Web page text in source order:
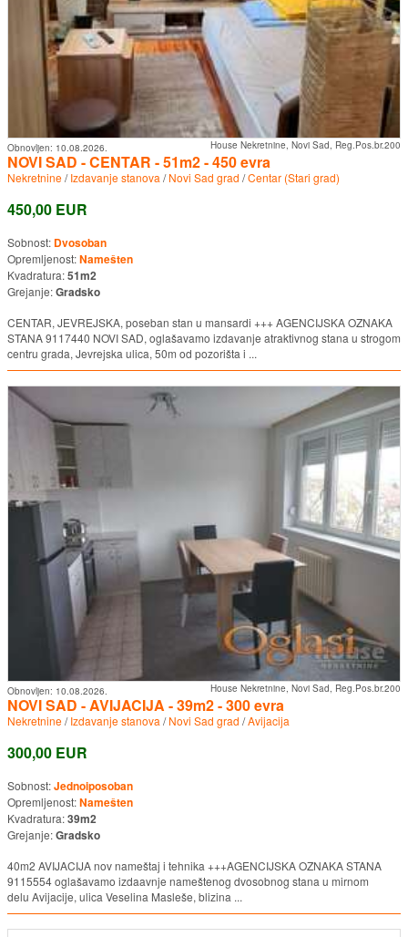
House Nekretnine, Novi Sad, Reg.Pos.br.200
Obnovljen: 10.08.2026.
NOVI SAD - CENTAR - 51m2 - 450 evra
Nekretnine/Izdavanje stanova /Novi Sad grad /Centar (Stari grad)
450,00 EUR
Sobnost: Dvosoban
Opremljenost:Namešten
Kvadratura:51m2
Grejanje:Gradsko
CENTAR, JEVREJSKA, poseban stan u mansardi +++ AGENCIJSKA OZNAKA
STANA 9117440 NOVI SAD, oglašavamo izdavanje atraktivnog stana u strogom
centru grada, Jevrejska ulica, 50m od pozorišta i ...
House Nekretnine, Novi Sad, Reg.Pos.br.200
Obnovljen: 10.08.2026.
NOVI SAD - AVIJACIJA - 39m2 - 300 evra
Nekretnine/Izdavanje stanova /Novi Sad grad /Avijacija
300,00 EUR
Sobnost:Jednoiposoban
Opremljenost:Namešten
Kvadratura:39m2
Grejanje:Gradsko
40m2 AVIJACIJA nov nameštaj i tehnika +++AGENCIJSKA OZNAKA STANA
9115554 oglašavamo izdaavnje nameštenog dvosobnog stana u mirnom
delu Avijacije, ulica Veselina Masleše, blizina ...